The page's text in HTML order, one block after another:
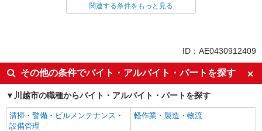
同じ特徴から求人を探す
産休・育休取得実績あり
関連する条件をもっと見る
ID：AE0430912409
その他の条件でバイト・アルバイト・パートを探す
川越市の職種からバイト・アルバイト・パートを探す
清掃・警備・ビルメンテナンス・
設備管理
軽作業・製造・物流